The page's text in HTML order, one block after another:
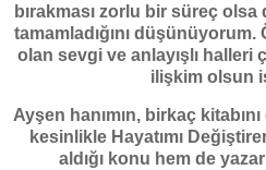
bırakması zorlu bir süreç
tamamladığını
olan sevgi ve anlayışlı
ilişkim olsun
Ayşen hanımın, birkaç
kesinlikle Hayatımı
aldığı konu hem de